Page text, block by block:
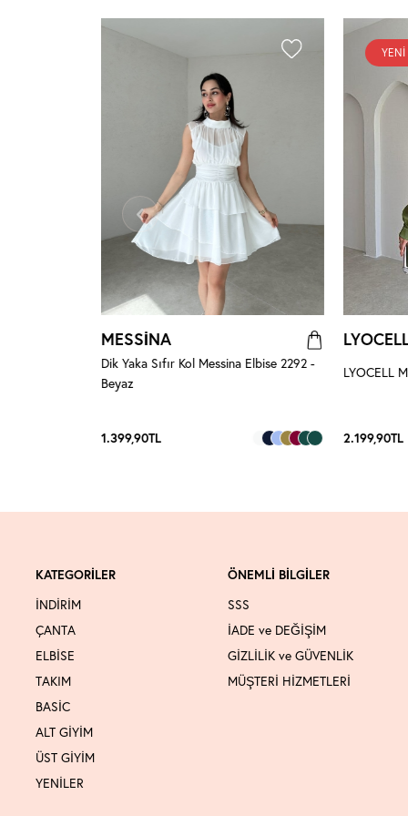
MESSİNA
Dik Yaka Sıfır Kol Messina Elbise 2292 -
Beyaz
1.399,90TL
YENI
LYOCELL
2.199,90TL
KATEGORİLER
İNDİRİM
ÇANTA
ELBİSE
TAKIM
BASİC
ALT GİYİM
ÜST GİYİM
YENİLER
ÖNEMLİ BİLGİLER
SSS
İADE ve DEĞİŞİM
GİZLİLİK ve GÜVENLİK
MÜŞTERİ HİZMETLERİ